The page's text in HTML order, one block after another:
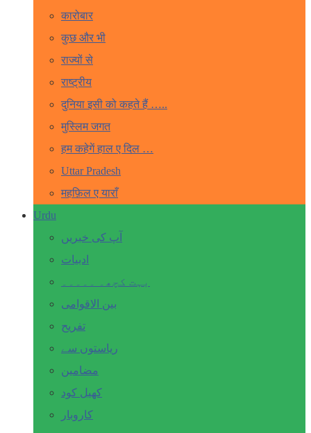
कारोबार
कुछ और भी
राज्यों से
राष्ट्रीय
दुनिया इसी को कहते हैं …..
मुस्लिम जगत
हम कहेगें हाल ए दिल …
Uttar Pradesh
महफ़िल ए याराँ
Urdu
آپ کی خبریں
ادبیات
بہت کچھ۔ ۔۔۔۔۔
بین الاقوامی
تفریح
ریاستوں سے
مضامین
کھیل کود
کاروبار